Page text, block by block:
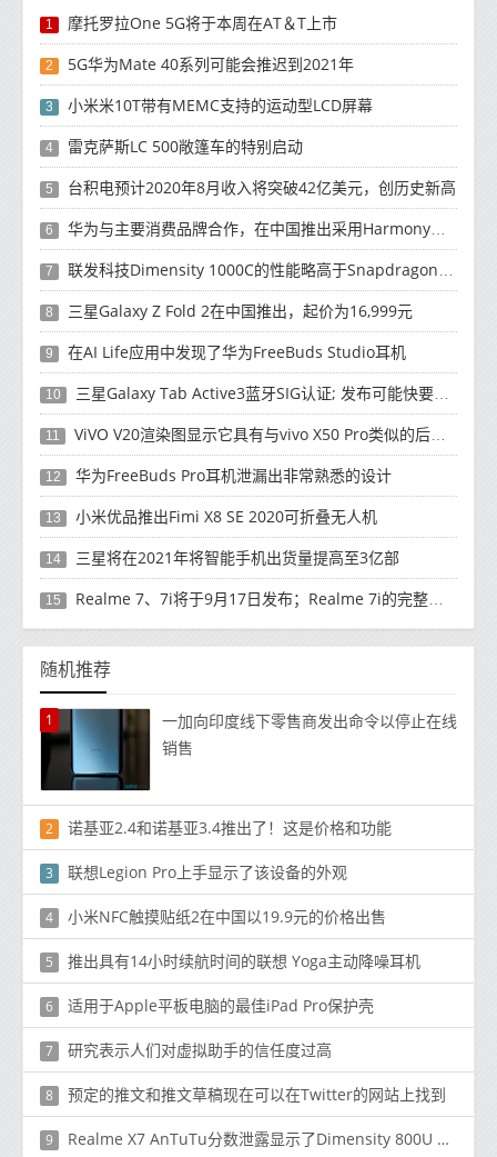
1 摩托罗拉One 5G将于本周在AT＆T上市
2 5G华为Mate 40系列可能会推迟到2021年
3 小米米10T带有MEMC支持的运动型LCD屏幕
4 雷克萨斯LC 500敞篷车的特别启动
5 台积电预计2020年8月收入将突破42亿美元，创历史新高
6 华为与主要消费品牌合作，在中国推出采用HarmonyOS 2.0的智能家居产品
7 联发科技Dimensity 1000C的性能略高于Snapdragon 765G
8 三星Galaxy Z Fold 2在中国推出，起价为16,999元
9 在AI Life应用中发现了华为FreeBuds Studio耳机
10 三星Galaxy Tab Active3蓝牙SIG认证; 发布可能快要结束了
11 ViVO V20渲染图显示它具有与vivo X50 Pro类似的后部设计
12 华为FreeBuds Pro耳机泄漏出非常熟悉的设计
13 小米优品推出Fimi X8 SE 2020可折叠无人机
14 三星将在2021年将智能手机出货量提高至3亿部
15 Realme 7、7i将于9月17日发布；Realme 7i的完整规格并导致泄漏
随机推荐
1
一加向印度线下零售商发出命令以停止在线
销售
2 诺基亚2.4和诺基亚3.4推出了！这是价格和功能
3 联想Legion Pro上手显示了该设备的外观
4 小米NFC触摸贴纸2在中国以19.9元的价格出售
5 推出具有14小时续航时间的联想 Yoga主动降噪耳机
6 适用于Apple平板电脑的最佳iPad Pro保护壳
7 研究表示人们对虚拟助手的信任度过高
8 预定的推文和推文草稿现在可以在Twitter的网站上找到
9 Realme X7 AnTuTu分数泄露显示了Dimensity 800U SoC的出色表现